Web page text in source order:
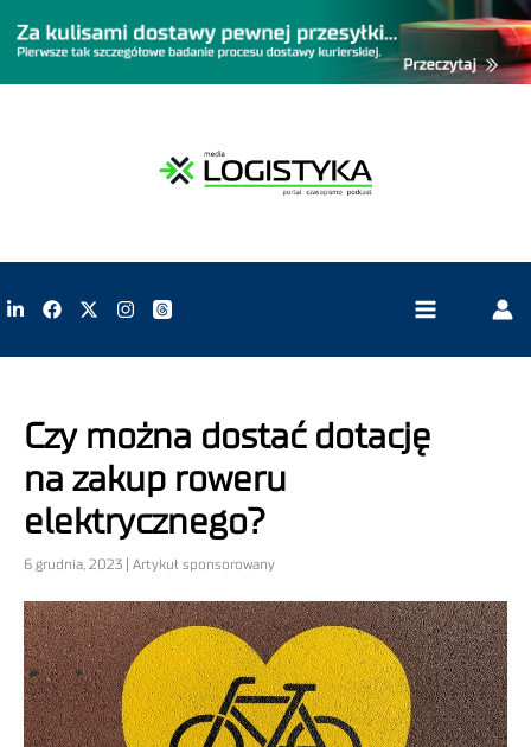
Czy można dostać dotację
na zakup roweru
elektrycznego?
6 grudnia, 2023 | Artykuł sponsorowany